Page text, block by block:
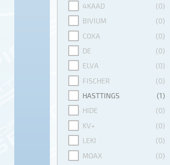
4KAAD
(0)
BIVIUM
(0)
COXA
(0)
DE
(0)
ELVA
(0)
FISCHER
(0)
HASTTINGS
(1)
HIDE
(0)
KV+
(0)
LEKI
(0)
MOAX
(0)